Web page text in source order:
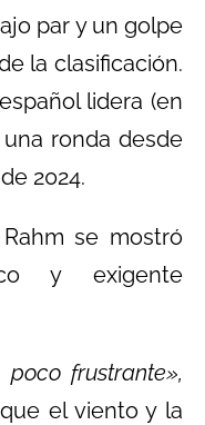
par y un golpe
la clasificación.
lidera (en
ronda desde
2024.
se mostró
y exigente
frustrante»,
el viento y la